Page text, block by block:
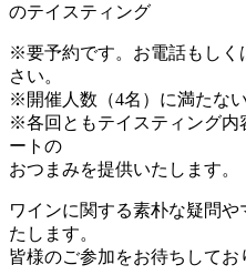
のテイスティング
※要予約です。お電話もしく
さい。
※開催人数（4名）に満たな
※各回ともテイスティング内
ートの
おつまみを提供いたします。
ワインに関する素朴な疑問
たします。
皆様のご参加をお待ちしてお